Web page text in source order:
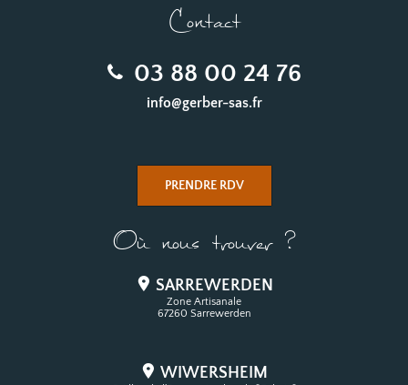
Contact
03 88 00 24 76
info@gerber-sas.fr
PRENDRE RDV
Où nous trouver ?
SARREWERDEN
Zone Artisanale
67260 Sarrewerden
WIWERSHEIM